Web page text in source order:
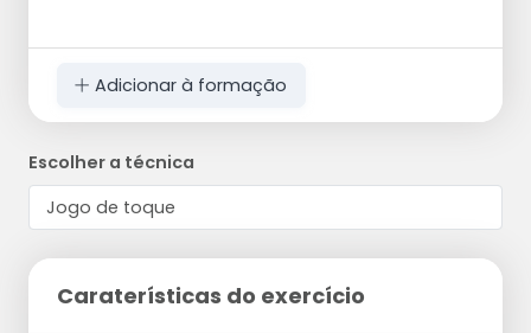
Adicionar à formação
Escolher a técnica
Caraterísticas do exercício